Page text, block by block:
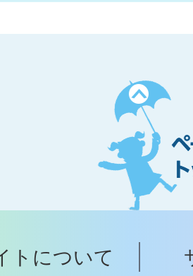
ペ
ー
ジ
ト
ッ
へ
トについて